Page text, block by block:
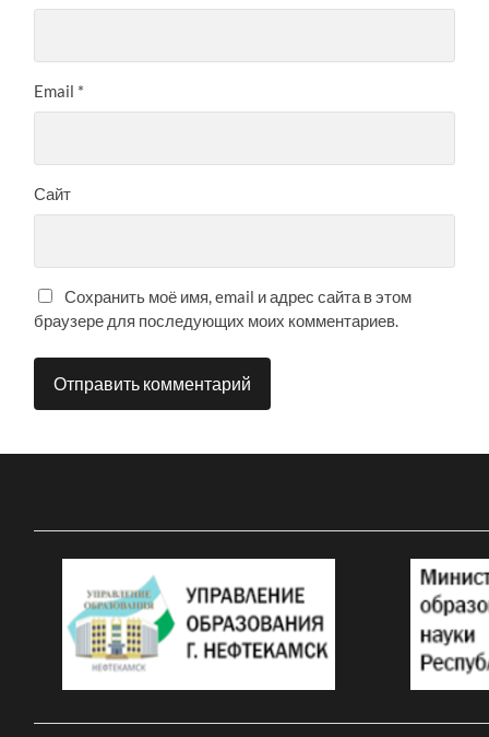
Email *
Сайт
Сохранить моё имя, email и адрес сайта в этом
браузере для последующих моих комментариев.